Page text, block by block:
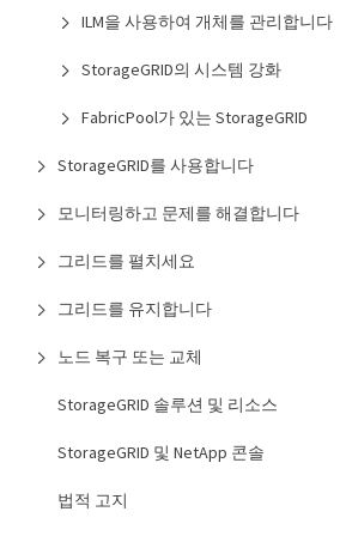
ILM을 사용하여 개체를 관리합니다
StorageGRID의 시스템 강화
FabricPool가 있는 StorageGRID
StorageGRID를 사용합니다
모니터링하고 문제를 해결합니다
그리드를 펼치세요
그리드를 유지합니다
노드 복구 또는 교체
StorageGRID 솔루션 및 리소스
StorageGRID 및 NetApp 콘솔
법적 고지